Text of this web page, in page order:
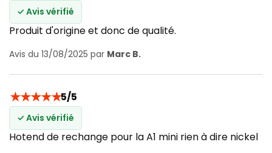
✓ Avis vérifié
Produit d'origine et donc de qualité.
Avis du 13/08/2025 par Marc B.
★★★★★5/5
✓ Avis vérifié
Hotend de rechange pour la A1 mini rien à dire nickel